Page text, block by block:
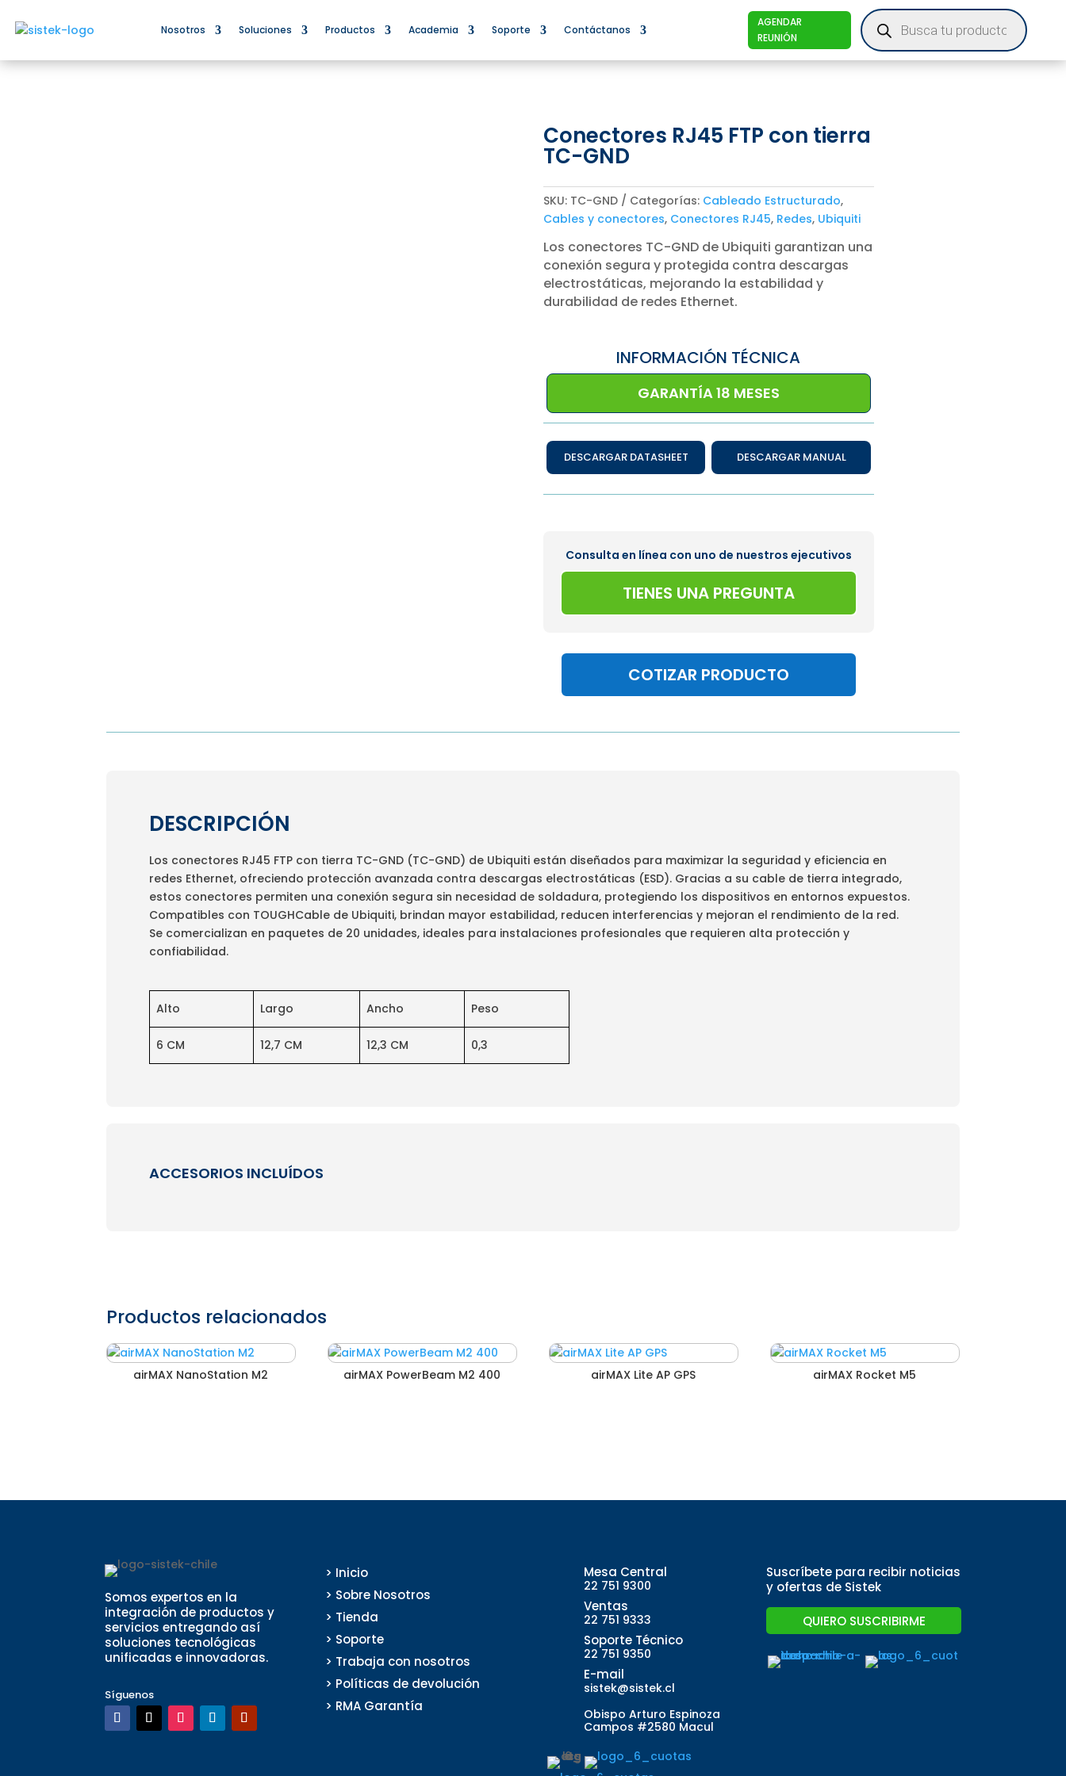
Nosotros Soluciones Productos Academia Soporte Contáctanos
AGENDAR
REUNIÓN
Products
search
Conectores RJ45 FTP con tierra
TC-GND
SKU: TC-GND Categorías: Cableado Estructurado,
Cables y conectores, Conectores RJ45, Redes, Ubiquiti
Los conectores TC-GND de Ubiquiti garantizan una
conexión segura y protegida contra descargas
electrostáticas, mejorando la estabilidad y
durabilidad de redes Ethernet.
INFORMACIÓN TÉCNICA
GARANTÍA 18 MESES
DESCARGAR DATASHEET DESCARGAR MANUAL
Consulta en línea con uno de nuestros ejecutivos
TIENES UNA PREGUNTA
COTIZAR PRODUCTO
DESCRIPCIÓN
Los conectores RJ45 FTP con tierra TC-GND (TC-GND) de Ubiquiti están diseñados para maximizar la seguridad y eficiencia en
redes Ethernet, ofreciendo protección avanzada contra descargas electrostáticas (ESD). Gracias a su cable de tierra integrado,
estos conectores permiten una conexión segura sin necesidad de soldadura, protegiendo los dispositivos en entornos expuestos.
Compatibles con TOUGHCable de Ubiquiti, brindan mayor estabilidad, reducen interferencias y mejoran el rendimiento de la red.
Se comercializan en paquetes de 20 unidades, ideales para instalaciones profesionales que requieren alta protección y
confiabilidad.
Alto Largo Ancho Peso
6 CM 12,7 CM 12,3 CM 0,3
ACCESORIOS INCLUÍDOS
Productos relacionados
airMAX NanoStation M2 airMAX PowerBeam M2 400 airMAX Lite AP GPS airMAX Rocket M5
Somos expertos en la
integración de productos y
servicios entregando así
soluciones tecnológicas
unificadas e innovadoras.
Síguenos
> Inicio
> Sobre Nosotros
> Tienda
> Soporte
> Trabaja con nosotros
> Políticas de devolución
> RMA Garantía
Mesa Central
22 751 9300
Ventas
22 751 9333
Soporte Técnico
22 751 9350
E-mail
sistek@sistek.cl
Obispo Arturo Espinoza
Campos #2580 Macul
Suscríbete para recibir noticias
y ofertas de Sistek
QUIERO SUSCRIBIRME